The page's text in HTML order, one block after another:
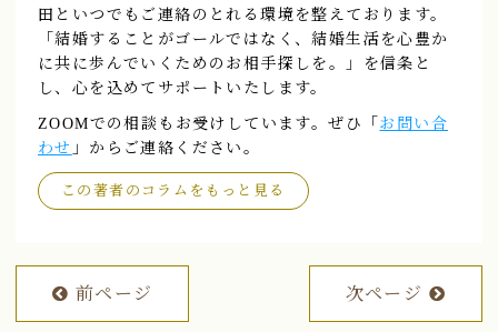
田といつでもご連絡のとれる環境を整えております。
「結婚することがゴールではなく、結婚生活を心豊か
に共に歩んでいくためのお相手探しを。」を信条と
し、心を込めてサポートいたします。
ZOOMでの相談もお受けしています。ぜひ「 お問い合
わせ 」からご連絡ください。
この著者のコラムをもっと見る
前ページ 次ページ